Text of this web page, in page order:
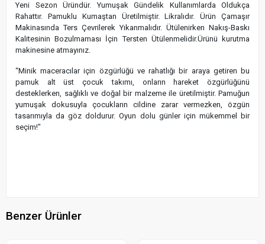
Yeni Sezon Üründür. Yumuşak Gündelik Kullanımlarda Oldukça
Rahattır. Pamuklu Kumaştan Üretilmiştir. Likralıdır. Ürün Çamaşır
Makinasında Ters Çevrilerek Yıkanmalıdır. Ütülenirken Nakış-Baskı
Kalitesinin Bozulmaması İçin Tersten Ütülenmelidir.Ürünü kurutma
makinesine atmayınız.
“Minik maceracılar için özgürlüğü ve rahatlığı bir araya getiren bu
pamuk alt üst çocuk takımı, onların hareket özgürlüğünü
desteklerken, sağlıklı ve doğal bir malzeme ile üretilmiştir. Pamuğun
yumuşak dokusuyla çocukların cildine zarar vermezken, özgün
tasarımıyla da göz doldurur. Oyun dolu günler için mükemmel bir
seçim!"
Benzer Ürünler